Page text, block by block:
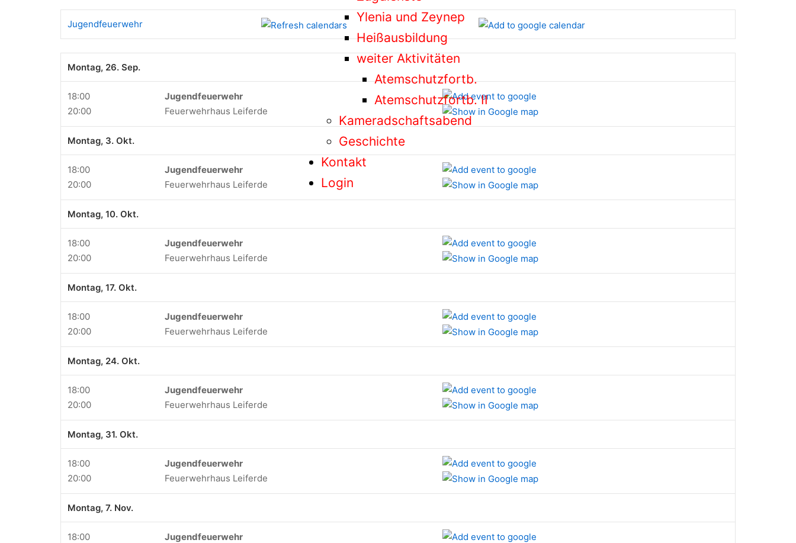
Ylenia und Zeynep
Heißausbildung
weiter Aktivitäten
Atemschutzfortb.
Atemschutzfortb. II
Kameradschaftsabend
Geschichte
Kontakt
Login
Jugendfeuerwehr
Montag, 26. Sep.
18:00
20:00
Jugendfeuerwehr
Feuerwehrhaus Leiferde
Montag, 3. Okt.
18:00
20:00
Jugendfeuerwehr
Feuerwehrhaus Leiferde
Montag, 10. Okt.
18:00
20:00
Jugendfeuerwehr
Feuerwehrhaus Leiferde
Montag, 17. Okt.
18:00
20:00
Jugendfeuerwehr
Feuerwehrhaus Leiferde
Montag, 24. Okt.
18:00
20:00
Jugendfeuerwehr
Feuerwehrhaus Leiferde
Montag, 31. Okt.
18:00
20:00
Jugendfeuerwehr
Feuerwehrhaus Leiferde
Montag, 7. Nov.
18:00
Jugendfeuerwehr